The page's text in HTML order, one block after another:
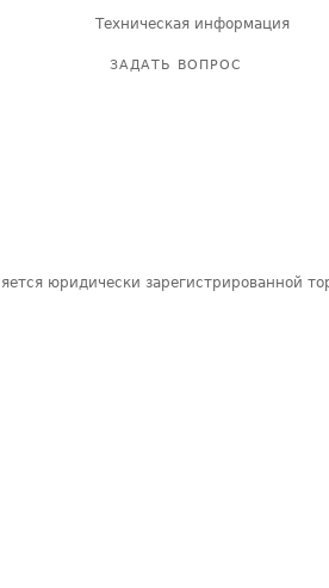
Техническая информация
ЗАДАТЬ ВОПРОС
юридически зарегистрированной